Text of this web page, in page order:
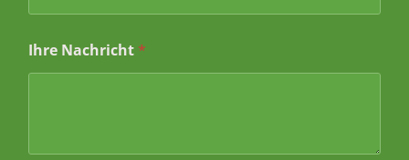
Ihre Nachricht *